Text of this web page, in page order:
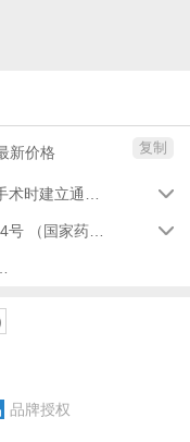
新价格 复制

号 （国家药品监督管理局） 
品牌授权